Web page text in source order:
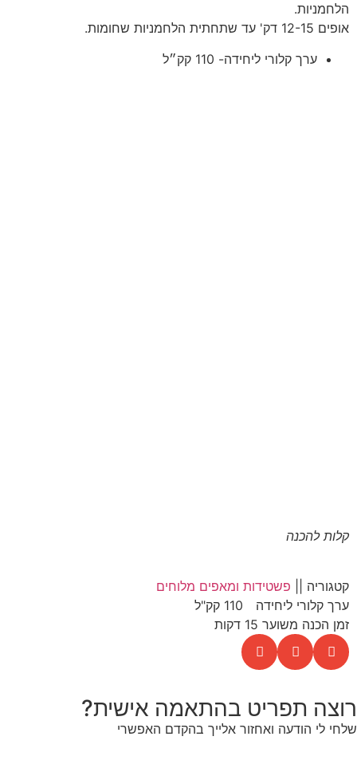
הלחמניות.
אופים 12-15 דק' עד שתחתית הלחמניות שחומות.
ערך קלורי ליחידה- 110 קק״ל
קלות להכנה
קטגוריה || פשטידות ומאפים מלוחים
ערך קלורי ליחידה
110 קק"ל
זמן הכנה משוער 15 דקות
רוצה תפריט בהתאמה אישית?
שלחי לי הודעה ואחזור אלייך בהקדם האפשרי